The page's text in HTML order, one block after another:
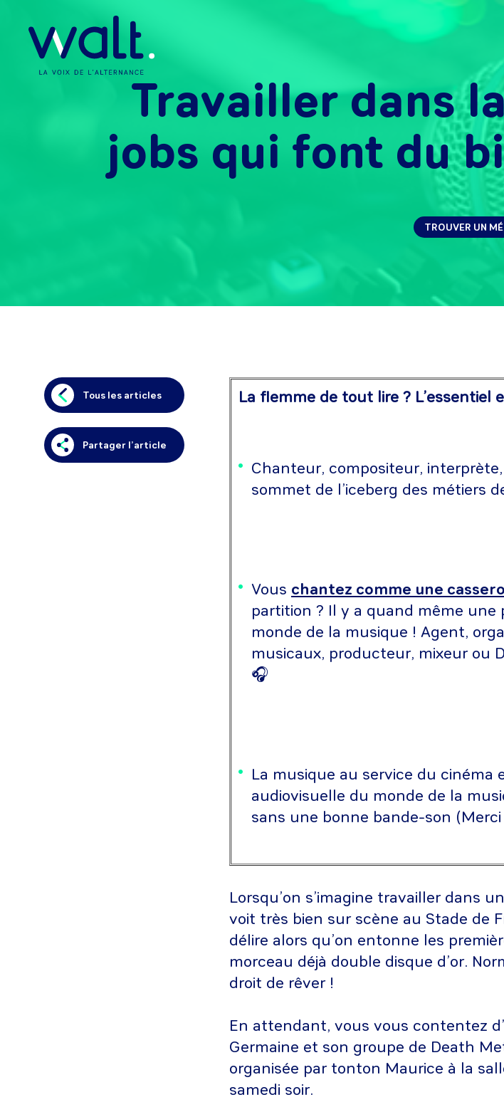
Travailler dans
jobs qui font du
TROUVER UN
Tous les articles
Partager l’article
La flemme de tout lire ? L’essentiel
Chanteur, compositeur,
sommet de l’iceberg des métiers
Vous chantez comme une
partition ? Il y a quand même une
monde de la musique ! Agent,
musicaux, producteur, mixeur ou
🎧
La musique au service du cinéma
audiovisuelle du monde de la
sans une bonne bande-son (Merci
Lorsqu’on s’imagine travailler dans
voit très bien sur scène au Stade de
délire alors qu’on entonne les
morceau déjà double disque d’or.
droit de rêver !
En attendant, vous vous contentez
Germaine et son groupe de Death
organisée par tonton Maurice à la
samedi soir.